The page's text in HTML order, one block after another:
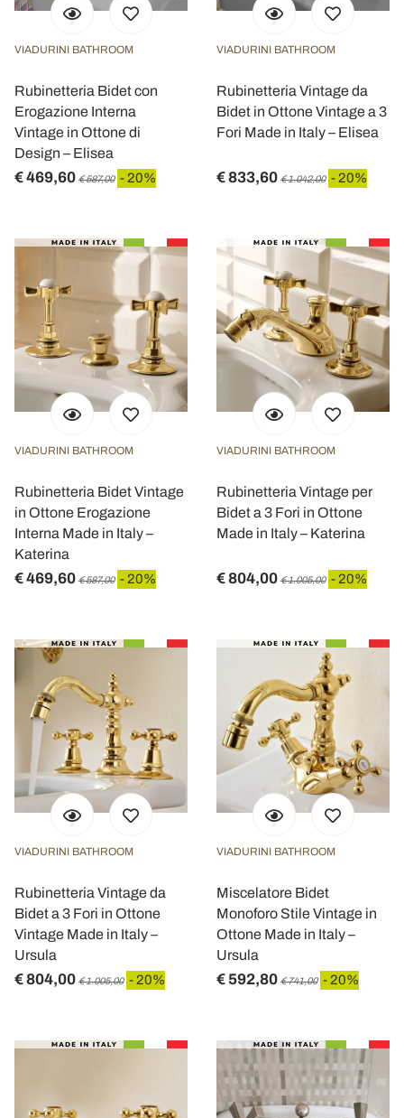
VIADURINI BATHROOM
Rubinetteria Bidet con
Erogazione Interna
Vintage in Ottone di
Design – Elisea
€ 469,60 € 587,00 - 20%
VIADURINI BATHROOM
Rubinetteria Vintage da
Bidet in Ottone Vintage a 3
Fori Made in Italy – Elisea
€ 833,60 € 1.042,00 - 20%
VIADURINI BATHROOM
Rubinetteria Bidet Vintage
in Ottone Erogazione
Interna Made in Italy –
Katerina
€ 469,60 € 587,00 - 20%
VIADURINI BATHROOM
Rubinetteria Vintage per
Bidet a 3 Fori in Ottone
Made in Italy – Katerina
€ 804,00 € 1.005,00 - 20%
VIADURINI BATHROOM
Rubinetteria Vintage da
Bidet a 3 Fori in Ottone
Vintage Made in Italy –
Ursula
€ 804,00 € 1.005,00 - 20%
VIADURINI BATHROOM
Miscelatore Bidet
Monoforo Stile Vintage in
Ottone Made in Italy –
Ursula
€ 592,80 € 741,00 - 20%